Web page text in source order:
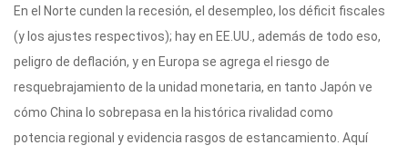
En el Norte cunden la recesión, el desempleo, los déficit fiscales
(y los ajustes respectivos); hay en EE.UU., además de todo eso,
peligro de deflación, y en Europa se agrega el riesgo de
resquebrajamiento de la unidad monetaria, en tanto Japón ve
cómo China lo sobrepasa en la histórica rivalidad como
potencia regional y evidencia rasgos de estancamiento. Aquí